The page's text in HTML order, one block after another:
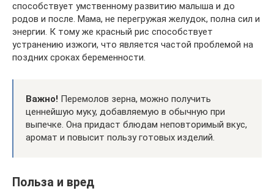
способствует умственному развитию малыша и до
родов и после. Мама, не перегружая желудок, полна сил и
энергии. К тому же красный рис способствует
устранению изжоги, что является частой проблемой на
поздних сроках беременности.
Важно! Перемолов зерна, можно получить
ценнейшую муку, добавляемую в обычную при
выпечке. Она придаст блюдам неповторимый вкус,
аромат и повысит пользу готовых изделий.
Польза и вред